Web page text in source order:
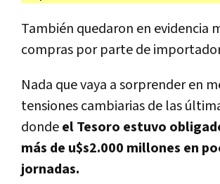
También quedaron en evidencia
compras por parte de
Nada que vaya a sorprender en
tensiones cambiarias de las
dondeel Tesoro estuvo
más de u$s2.000 millones en
jornadas.